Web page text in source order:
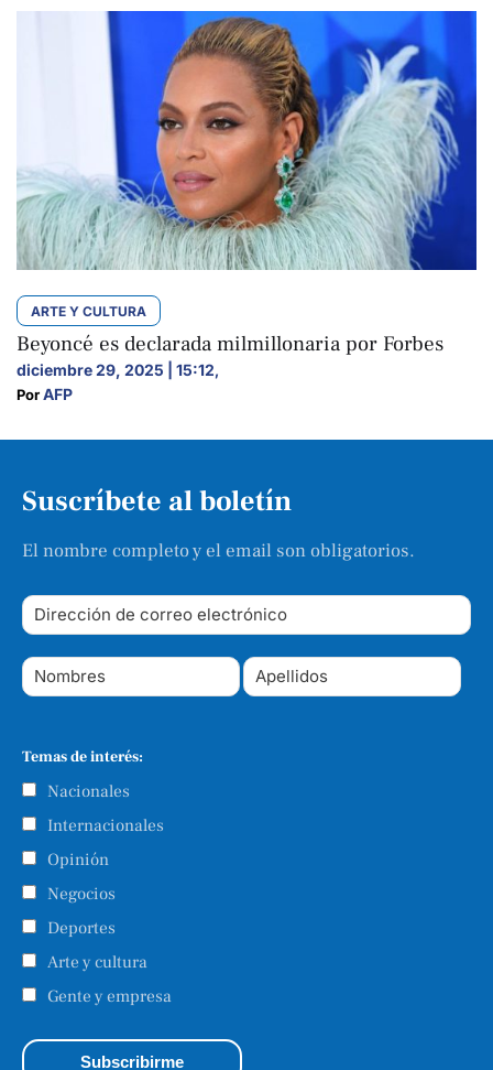
ARTE Y CULTURA
Beyoncé es declarada milmillonaria por Forbes
diciembre 29, 2025 | 15:12,
Por AFP
Suscríbete al boletín
El nombre completo y el email son obligatorios.
Temas de interés:
Nacionales
Internacionales
Opinión
Negocios
Deportes
Arte y cultura
Gente y empresa